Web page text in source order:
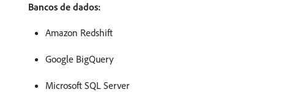
Bancos de dados:
Amazon Redshift
Google BigQuery
Microsoft SQL Server